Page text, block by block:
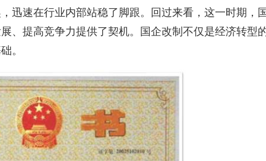
迅速在行业内部站稳了脚跟。回过来看，这一时期，
、提高竞争力提供了契机。国企改制不仅是经济转型
。